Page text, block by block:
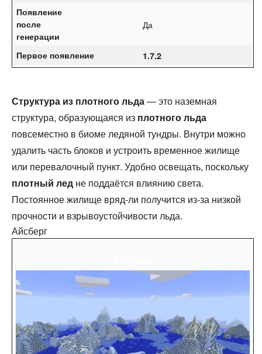
Появление
после
генерации
Да
Первое появление 1.7.2
Структура из плотного льда— это наземная
структура, образующаяся из плотного льда
повсеместно в биоме ледяной тундры. Внутри можно
удалить часть блоков и устроить временное жилище
или перевалочный пункт. Удобно освещать, поскольку
плотный лед не поддаётся влиянию света.
Постоянное жилище вряд-ли получится из-за низкой
прочности и взрывоустойчивости льда.
Айсберг